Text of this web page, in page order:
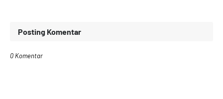
Posting Komentar
0 Komentar